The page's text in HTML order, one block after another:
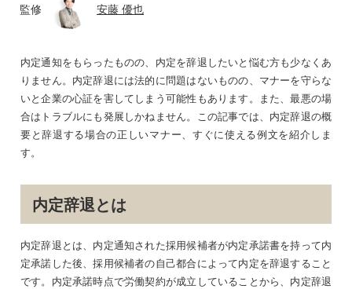
監修 安藤 優也
内定通知をもらったものの、内定を辞退したいと悩む方も少なくあ
りません。内定辞退には法的に問題はないものの、マナーを守らな
いと企業の心証を害してしまう可能性もあります。また、最悪の場
合はトラブルにも発展しかねません。この記事では、内定辞退の概
要と辞退する場合の正しいマナー、すぐに使える例文を紹介しま
す。
内定辞退とは
内定辞退とは、内定通知された採用候補者が内定承諾書を持って内
定承諾した後、採用候補者の自己都合によって内定を辞退すること
です。内定承諾時点で労働契約が成立していることから、内定辞退